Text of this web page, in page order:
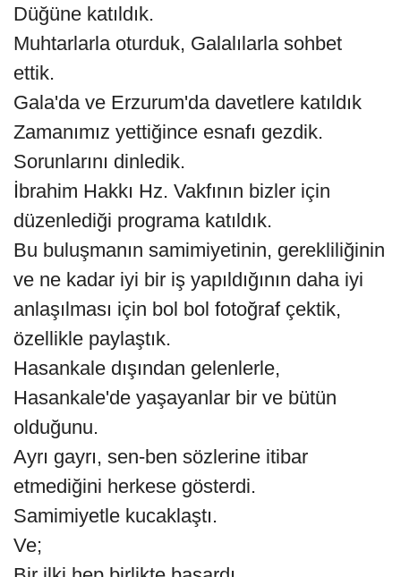
Düğüne katıldık.
Muhtarlarla oturduk, Galalılarla sohbet
ettik.
Gala'da ve Erzurum'da davetlere katıldık
Zamanımız yettiğince esnafı gezdik.
Sorunlarını dinledik.
İbrahim Hakkı Hz. Vakfının bizler için
düzenlediği programa katıldık.
Bu buluşmanın samimiyetinin, gerekliliğinin
ve ne kadar iyi bir iş yapıldığının daha iyi
anlaşılması için bol bol fotoğraf çektik,
özellikle paylaştık.
Hasankale dışından gelenlerle,
Hasankale'de yaşayanlar bir ve bütün
olduğunu.
Ayrı gayrı, sen-ben sözlerine itibar
etmediğini herkese gösterdi.
Samimiyetle kucaklaştı.
Ve;